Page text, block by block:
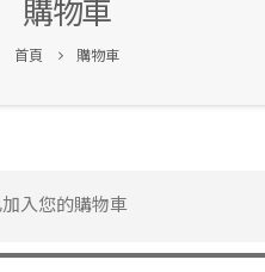
購物車
首頁 購物車
入您的購物車